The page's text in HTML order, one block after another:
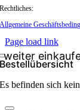
Rechtliches:
Allgemeine
Page load link
Bestellübersicht
Es befinden sich